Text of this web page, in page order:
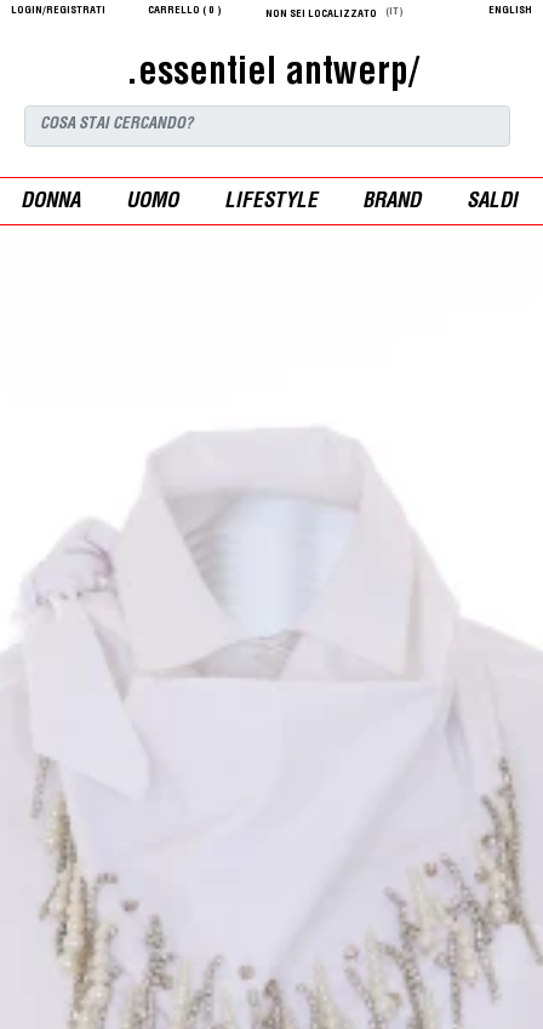
LOGIN/REGISTRATI CARRELLO ( 0 ) NON SEI LOCALIZZATO (IT) ENGLISH
.essentiel antwerp/
DONNA UOMO LIFESTYLE BRAND SALDI